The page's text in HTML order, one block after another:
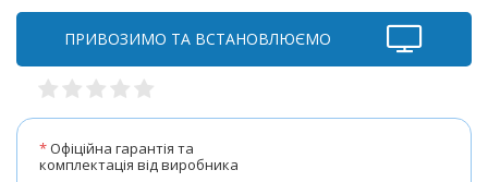
*Офіційна гарантія та
комплектація від виробника
ПРИВОЗИМО ТА ВСТАНОВЛЮЄМО